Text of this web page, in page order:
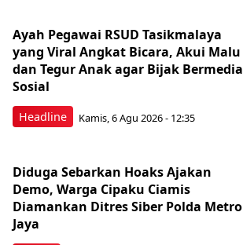
Headline
Ayah Pegawai RSUD Tasikmalaya
yang Viral Angkat Bicara, Akui Malu
dan Tegur Anak agar Bijak Bermedia
Sosial
Kamis, 6 Agu 2026 - 12:35
Diduga Sebarkan Hoaks Ajakan
Demo, Warga Cipaku Ciamis
Diamankan Ditres Siber Polda Metro
Jaya